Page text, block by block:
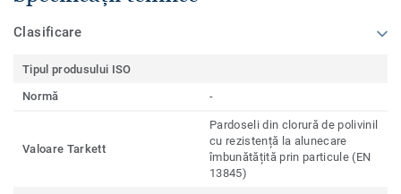
Clasificare
Tipul produsului ISO
Normă
-
Valoare Tarkett
Pardoseli din clorură de polivinil
cu rezistență la alunecare
îmbunătățită prin particule (EN
13845)